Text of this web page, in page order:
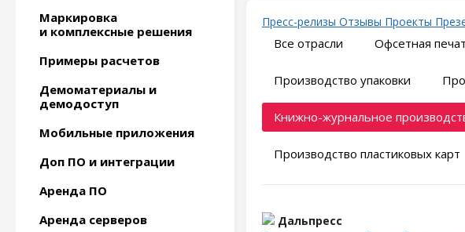
Маркировка
и комплексные решения
Примеры расчетов
Демоматериалы и
демодоступ
Мобильные приложения
Доп ПО и интеграции
Аренда ПО
Аренда серверов
Пресс-релизы Отзывы Проекты
Все отрасли Офсетная
Производство упаковки
Книжно-журнальное
Производство пластиковых карт
Дальпресс